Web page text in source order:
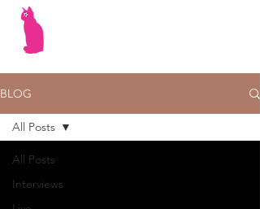
BLOG
All Posts
Interviews
All Posts